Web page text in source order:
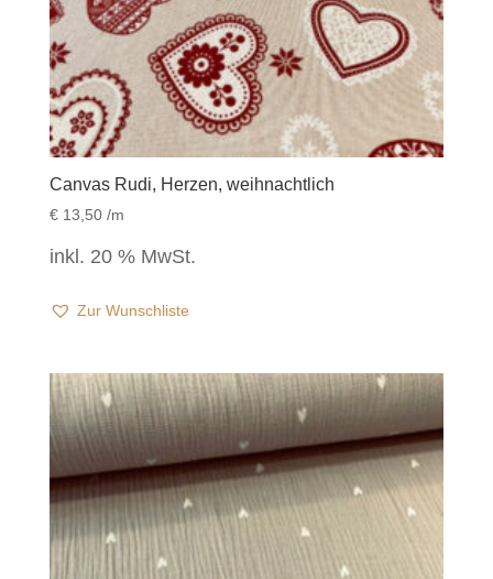
Canvas Rudi, Herzen, weihnachtlich
€13,50/m
inkl. 20 % MwSt.
Zur Wunschliste